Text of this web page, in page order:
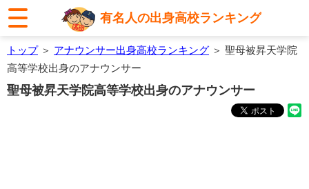
有名人の出身高校ランキング
トップ＞ アナウンサー出身高校ランキング ＞ 聖母被昇天学院
高等学校出身のアナウンサー
聖母被昇天学院高等学校出身のアナウンサー